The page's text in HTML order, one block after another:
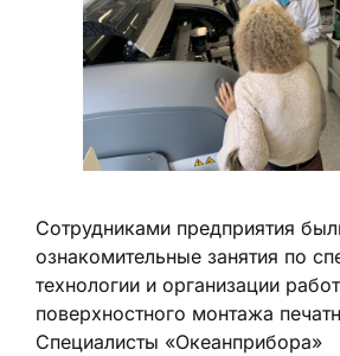
Сотрудниками предприятия
ознакомительные занятия по
технологии и организации
поверхностного монтажа
Специалисты «Океанприбора»